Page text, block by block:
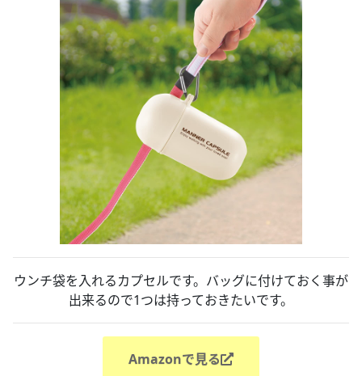
ウンチ袋を入れるカプセルです。バッグに付けておく事が
出来るので1つは持っておきたいです。
Amazonで見る